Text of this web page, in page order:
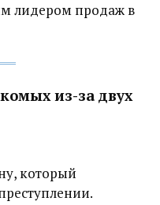
лидером продаж в
из-за двух
который